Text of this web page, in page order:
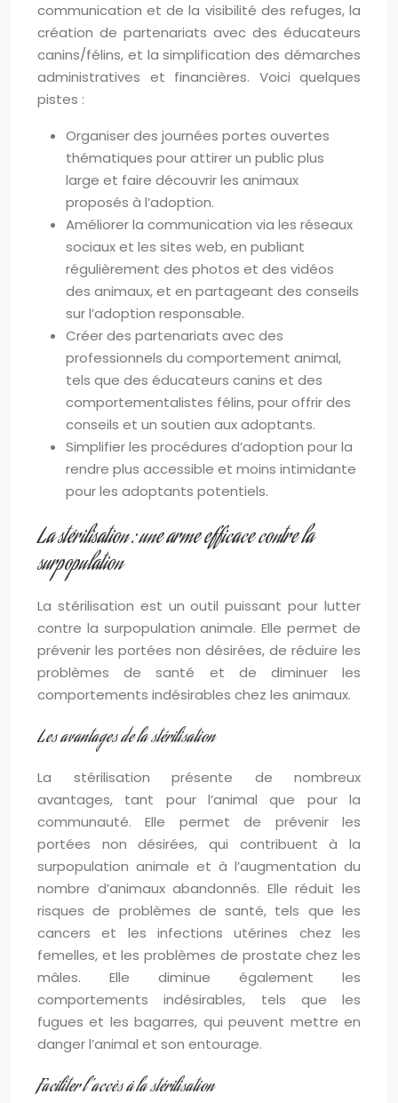
communication et de la visibilité des refuges, la
création de partenariats avec des éducateurs
canins/félins, et la simplification des démarches
administratives et financières. Voici quelques
pistes :
Organiser des journées portes ouvertes
thématiques pour attirer un public plus
large et faire découvrir les animaux
proposés à l’adoption.
Améliorer la communication via les réseaux
sociaux et les sites web, en publiant
régulièrement des photos et des vidéos
des animaux, et en partageant des conseils
sur l’adoption responsable.
Créer des partenariats avec des
professionnels du comportement animal,
tels que des éducateurs canins et des
comportementalistes félins, pour offrir des
conseils et un soutien aux adoptants.
Simplifier les procédures d’adoption pour la
rendre plus accessible et moins intimidante
pour les adoptants potentiels.
La stérilisation : une arme efficace contre la
surpopulation
La stérilisation est un outil puissant pour lutter
contre la surpopulation animale. Elle permet de
prévenir les portées non désirées, de réduire les
problèmes de santé et de diminuer les
comportements indésirables chez les animaux.
Les avantages de la stérilisation
La stérilisation présente de nombreux
avantages, tant pour l’animal que pour la
communauté. Elle permet de prévenir les
portées non désirées, qui contribuent à la
surpopulation animale et à l’augmentation du
nombre d’animaux abandonnés. Elle réduit les
risques de problèmes de santé, tels que les
cancers et les infections utérines chez les
femelles, et les problèmes de prostate chez les
mâles. Elle diminue également les
comportements indésirables, tels que les
fugues et les bagarres, qui peuvent mettre en
danger l’animal et son entourage.
Faciliter l’accès à la stérilisation